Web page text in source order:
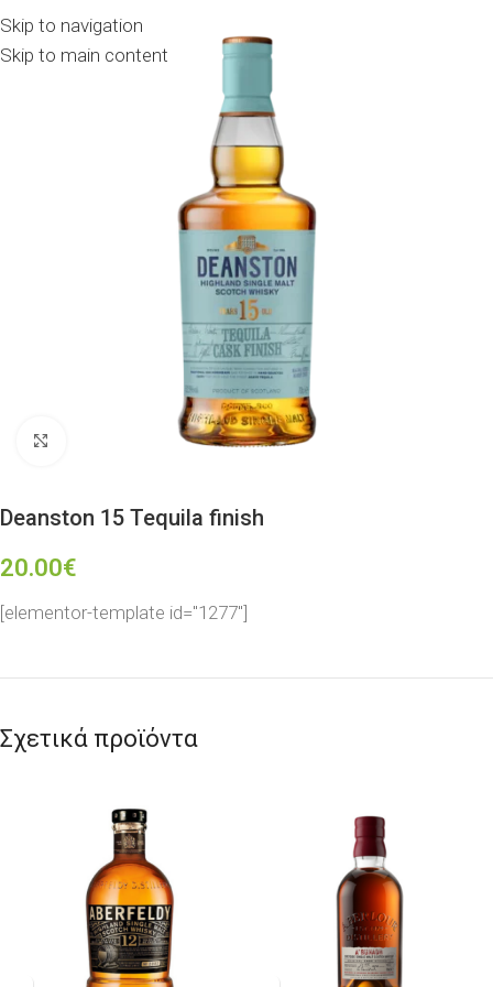
Skip to navigation
Skip to main content
Click to enlarge
Deanston 15 Tequila finish
20.00€
[elementor-template id="1277"]
Σχετικά προϊόντα